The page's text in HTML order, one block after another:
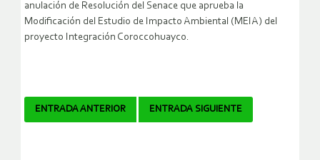
anulación de Resolución del Senace que aprueba la
Modificación del Estudio de Impacto Ambiental (MEIA) del
proyecto Integración Coroccohuayco.
Navegador
ENTRADA ANTERIOR ENTRADA SIGUIENTE